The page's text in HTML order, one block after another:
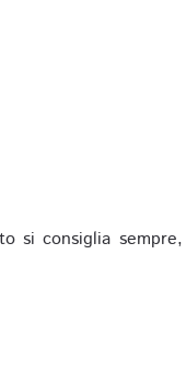
si consiglia